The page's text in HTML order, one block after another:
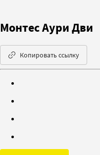
Монтес Аури Дви
Копировать ссылку